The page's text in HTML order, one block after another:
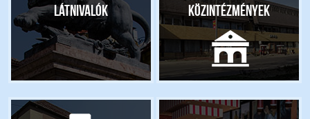
Látnivalók Közintézmények